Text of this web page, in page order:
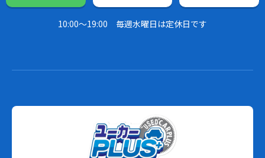
10:00～19:00 毎週水曜日は定休日です